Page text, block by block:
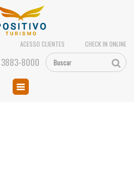
ACESSO CLIENTES CHECK IN ONLINE
3883-8000